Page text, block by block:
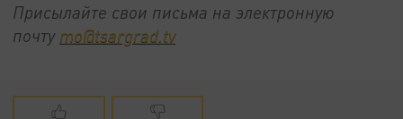
Присылайте свои письма на электронную
почту mo@tsargrad.tv